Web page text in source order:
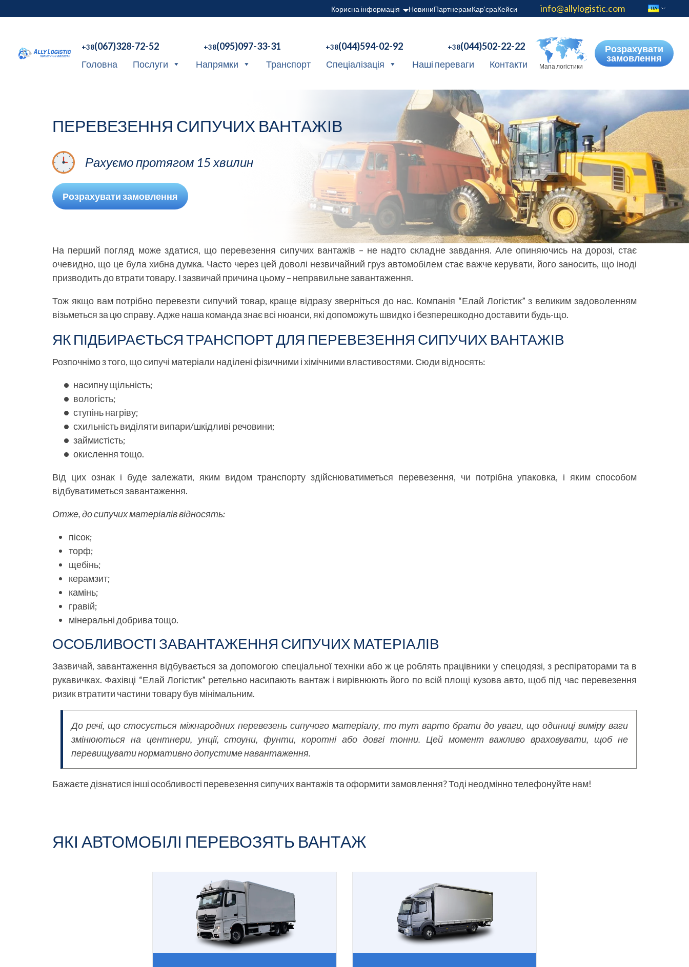
Корисна інформація НовиниПартнерамКар’єраКейси info@allylogistic.com UA
+38(067)328-72-52 +38(095)097-33-31 +38(044)594-02-92 +38(044)502-22-22
Головна
Послуги Напрямки Транспорт Спеціалізація Наші переваги Контакти Мапа логістики
Розрахувати
замовлення
ПЕРЕВЕЗЕННЯ СИПУЧИХ ВАНТАЖІВ
Рахуємо протягом 15 хвилин
Розрахувати замовлення
На перший погляд може здатися, що перевезення сипучих вантажів – не надто складне завдання. Але опиняючись на дорозі, стає
очевидно, що це була хибна думка. Часто через цей доволі незвичайний груз автомобілем стає важче керувати, його заносить, що іноді
призводить до втрати товару. І зазвичай причина цьому – неправильне завантаження.
Тож якщо вам потрібно перевезти сипучий товар, краще відразу зверніться до нас. Компанія “Елай Логістик” з великим задоволенням
візьметься за цю справу. Адже наша команда знає всі нюанси, які допоможуть швидко і безперешкодно доставити будь-що.
ЯК ПІДБИРАЄТЬСЯ ТРАНСПОРТ ДЛЯ ПЕРЕВЕЗЕННЯ СИПУЧИХ ВАНТАЖІВ
Розпочнімо з того, що сипучі матеріали наділені фізичними і хімічними властивостями. Сюди відносять:
насипну щільність;
вологість;
ступінь нагріву;
схильність виділяти випари/шкідливі речовини;
займистість;
окислення тощо.
Від цих ознак і буде залежати, яким видом транспорту здійснюватиметься перевезення, чи потрібна упаковка, і яким способом
відбуватиметься завантаження.
Отже, до сипучих матеріалів відносять:
пісок;
торф;
щебінь;
керамзит;
камінь;
гравій;
мінеральні добрива тощо.
ОСОБЛИВОСТІ ЗАВАНТАЖЕННЯ СИПУЧИХ МАТЕРІАЛІВ
Зазвичай, завантаження відбувається за допомогою спеціальної техніки або ж це роблять працівники у спецодязі, з респіраторами та в
рукавичках. Фахівці “Елай Логістик” ретельно насипають вантаж і вирівнюють його по всій площі кузова авто, щоб під час перевезення
ризик втратити частини товару був мінімальним.
До речі, що стосується міжнародних перевезень сипучого матеріалу, то тут варто брати до уваги, що одиниці виміру ваги
змінюються на центнери, унції, стоуни, фунти, коротні або довгі тонни. Цей момент важливо враховувати, щоб не
перевищувати нормативно допустиме навантаження.
Бажаєте дізнатися інші особливості перевезення сипучих вантажів та оформити замовлення? Тоді неодмінно телефонуйте нам!
ЯКІ АВТОМОБІЛІ ПЕРЕВОЗЯТЬ ВАНТАЖ